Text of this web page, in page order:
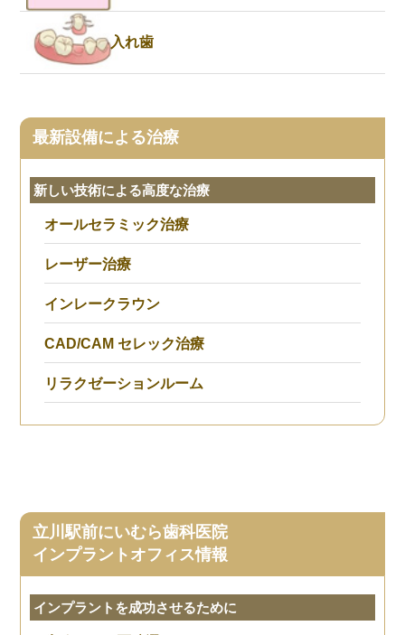
入れ歯
最新設備による治療
新しい技術による高度な治療
オールセラミック治療
レーザー治療
インレークラウン
CAD/CAM セレック治療
リラクゼーションルーム
立川駅前にいむら歯科医院
インプラントオフィス情報
インプラントを成功させるために